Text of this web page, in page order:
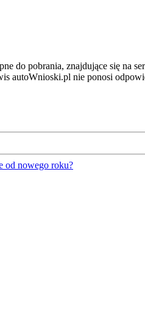
do pobrania, znajdujące się na
autoWnioski.pl nie ponosi
od nowego roku?